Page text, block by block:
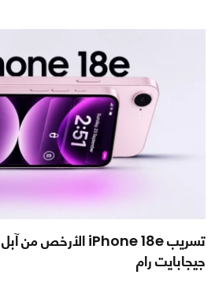
جيجابايت رام